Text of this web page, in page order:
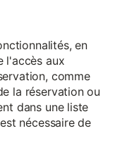
en
l'accès aux
comme
la réservation ou
dans une liste
nécessaire de